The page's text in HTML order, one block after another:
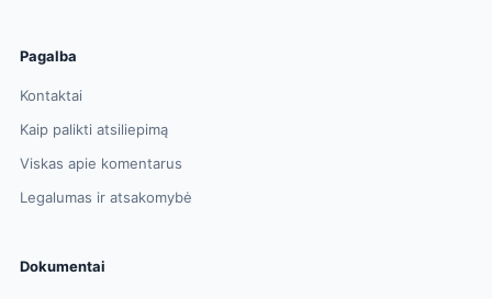
Pagalba
Kontaktai
Kaip palikti atsiliepimą
Viskas apie komentarus
Legalumas ir atsakomybė
Dokumentai